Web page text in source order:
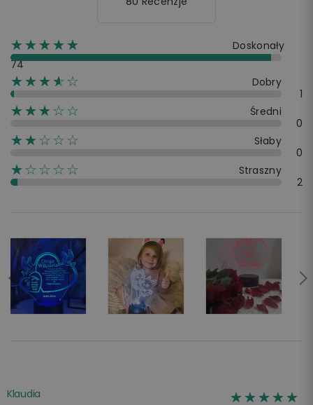
☆☆☆☆☆
★★★★★
Doskonały
74
☆☆☆☆☆
★★★★
Dobry
1
☆☆☆☆☆
★★★
Średni
0
☆☆☆☆☆
★★
Słaby
0
☆☆☆☆☆
★
Straszny
2
Klaudia ☆☆☆☆☆
★★★★★